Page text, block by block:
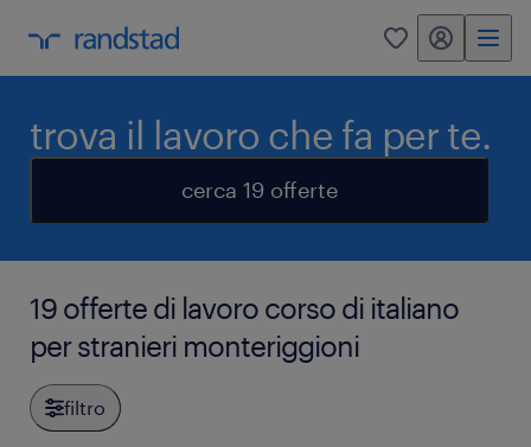
0 my randstad
trova il lavoro che fa per te.
cerca 19 offerte
19 offerte di lavoro corso di italiano
per stranieri monteriggioni
filtro